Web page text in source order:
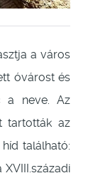
a város
óvárost és
a neve. Az
tartották az
található: